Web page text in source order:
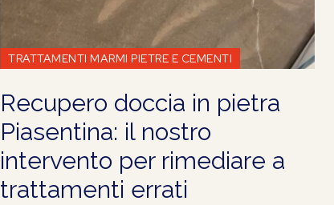
TRATTAMENTI MARMI PIETRE E CEMENTI
Recupero doccia in pietra
Piasentina: il nostro
intervento per rimediare a
trattamenti errati